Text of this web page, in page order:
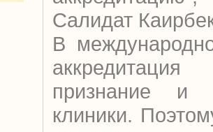
Салидат
В
признание и
клиники.